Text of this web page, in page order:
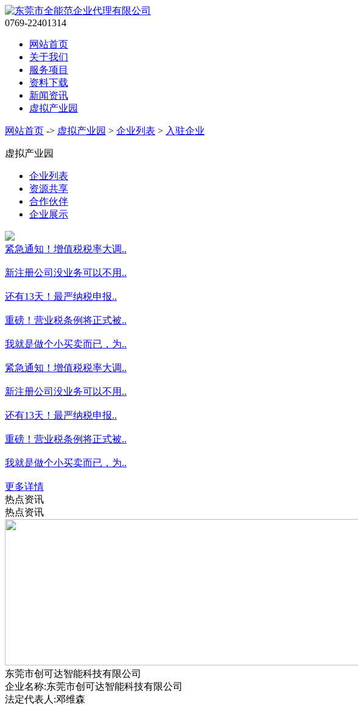
0769-22401314
网站首页
关于我们
服务项目
资料下载
新闻资讯
虚拟产业园
网站首页 -> 虚拟产业园 > 企业列表 > 入驻企业
虚拟产业园
企业列表
资源共享
合作伙伴
企业展示
紧急通知！增值税税率大调..
新注册公司没业务可以不用..
还有13天！最严纳税申报..
重磅！营业税条例将正式被..
我就是做个小买卖而已，为..
紧急通知！增值税税率大调..
新注册公司没业务可以不用..
还有13天！最严纳税申报..
重磅！营业税条例将正式被..
我就是做个小买卖而已，为..
更多详情
热点资讯
热点资讯
东莞市创可达智能科技有限公司
企业名称:东莞市创可达智能科技有限公司
法定代表人:邓维森